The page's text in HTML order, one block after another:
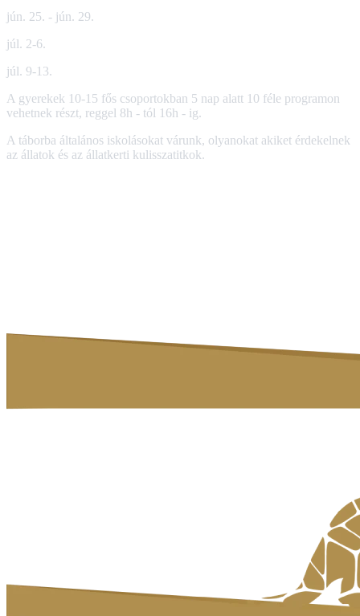
jún. 25. - jún. 29.
júl. 2-6.
júl. 9-13.
A gyerekek 10-15 fős csoportokban 5 nap alatt 10 féle programon
vehetnek részt, reggel 8h - tól 16h - ig.
A táborba általános iskolásokat várunk, olyanokat akiket érdekelnek
az állatok és az állatkerti kulisszatitkok.